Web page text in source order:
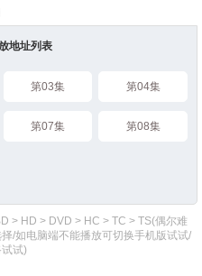
地址列表
第03集 第04集
第07集 第08集
> HD > DVD > HC > TC > TS(偶尔难
/如电脑端不能播放可切换手机版试试/
试)